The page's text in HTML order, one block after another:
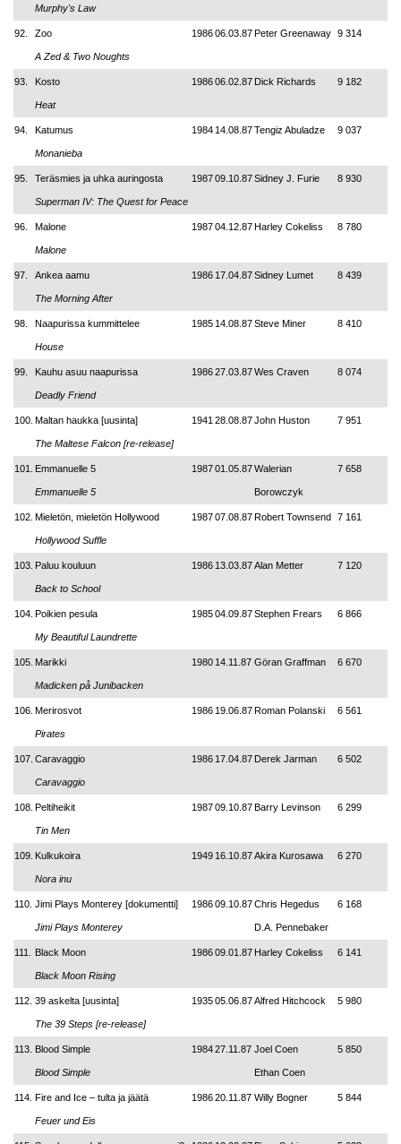
Murphy's Law
92. Zoo
A Zed & Two Noughts
198606.03.87Peter Greenaway 9 314
93. Kosto
Heat
198606.02.87 Dick Richards 9 182
94. Katumus
Monanieba
1984 14.08.87Tengiz Abuladze 9 037
95. Teräsmies ja uhka auringosta
Superman IV: The Quest for Peace
198709.10.87Sidney J. Furie 8 930
96. Malone
Malone
198704.12.87Harley Cokeliss 8 780
97. Ankea aamu
The Morning After
1986 17.04.87Sidney Lumet 8 439
98. Naapurissa kummittelee
House
1985 14.08.87Steve Miner 8 410
99. Kauhu asuu naapurissa
Deadly Friend
198627.03.87Wes Craven 8 074
100. Maltan haukka [uusinta]
The Maltese Falcon [re-release]
1941 28.08.87John Huston 7 951
101. Emmanuelle 5
Emmanuelle 5
198701.05.87Walerian
Borowczyk
7 658
102. Mieletön, mieletön Hollywood
Hollywood Suffle
198707.08.87Robert Townsend 7 161
103. Paluu kouluun
Back to School
1986 13.03.87Alan Metter 7 120
104. Poikien pesula
My Beautiful Laundrette
198504.09.87Stephen Frears 6 866
105. Marikki
Madicken på Junibacken
1980 14.11.87 Göran Graffman 6 670
106. Merirosvot
Pirates
1986 19.06.87Roman Polanski 6 561
107. Caravaggio
Caravaggio
1986 17.04.87 Derek Jarman 6 502
108. Peltiheikit
Tin Men
198709.10.87Barry Levinson 6 299
109. Kulkukoira
Nora inu
1949 16.10.87Akira Kurosawa 6 270
110. Jimi Plays Monterey [dokumentti]
Jimi Plays Monterey
198609.10.87Chris Hegedus
D.A. Pennebaker
6 168
111. Black Moon
Black Moon Rising
198609.01.87 Harley Cokeliss 6 141
112. 39 askelta [uusinta]
The 39 Steps [re-release]
193505.06.87Alfred Hitchcock 5 980
113. Blood Simple
Blood Simple
198427.11.87 Joel Coen
Ethan Coen
5 850
114. Fire and Ice – tulta ja jäätä
Feuer und Eis
198620.11.87 Willy Bogner 5 844